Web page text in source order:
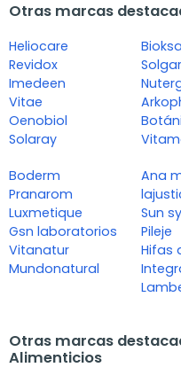
Otras marcas
Heliocare
Revidox
Imedeen
Vitae
Oenobiol
Solaray
Solgar
Boderm
Pranarom
Luxmetique
Gsn laboratorios
Vitanatur
Mundonatural
Ana
Sun
Pileje
Hifas
Otras marcas
Alimenticios